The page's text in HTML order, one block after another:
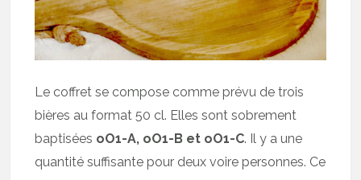
Le coffret se compose comme prévu de trois
bières au format 50 cl. Elles sont sobrement
baptisées oO1-A, oO1-B et oO1-C. Il y a une
quantité suffisante pour deux voire personnes. Ce